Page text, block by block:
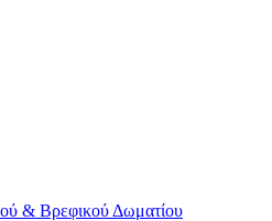
& Βρεφικού Δωματίου